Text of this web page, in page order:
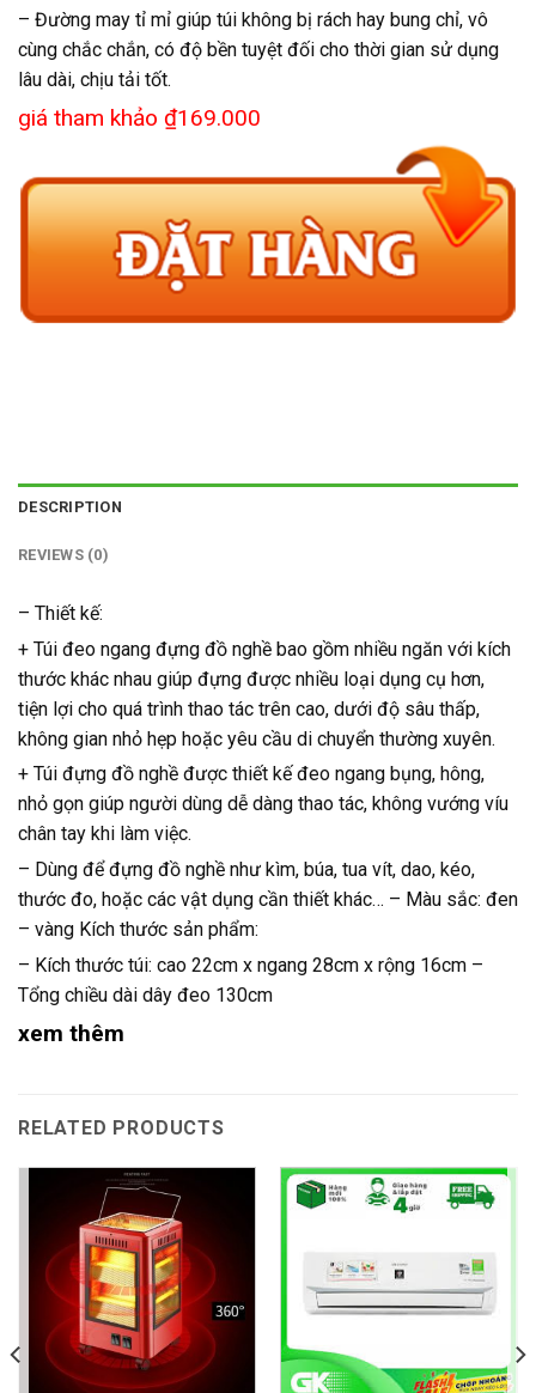
– Đường may tỉ mỉ giúp túi không bị rách hay bung chỉ, vô
cùng chắc chắn, có độ bền tuyệt đối cho thời gian sử dụng
lâu dài, chịu tải tốt.
giá tham khảo ₫169.000
DESCRIPTION
REVIEWS (0)
– Thiết kế:
+ Túi đeo ngang đựng đồ nghề bao gồm nhiều ngăn với kích
thước khác nhau giúp đựng được nhiều loại dụng cụ hơn,
tiện lợi cho quá trình thao tác trên cao, dưới độ sâu thấp,
không gian nhỏ hẹp hoặc yêu cầu di chuyển thường xuyên.
+ Túi đựng đồ nghề được thiết kế đeo ngang bụng, hông,
nhỏ gọn giúp người dùng dễ dàng thao tác, không vướng víu
chân tay khi làm việc.
– Dùng để đựng đồ nghề như kìm, búa, tua vít, dao, kéo,
thước đo, hoặc các vật dụng cần thiết khác… – Màu sắc: đen
– vàng Kích thước sản phẩm:
– Kích thước túi: cao 22cm x ngang 28cm x rộng 16cm –
Tổng chiều dài dây đeo 130cm
xem thêm
RELATED PRODUCTS